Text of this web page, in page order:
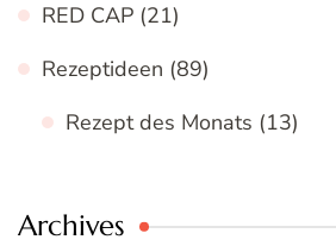
RED CAP (21)
Rezeptideen (89)
Rezept des Monats (13)
Archives